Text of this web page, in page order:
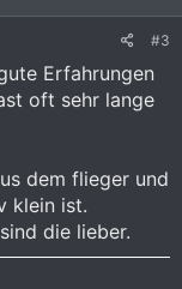
#3
Erfahrungen
oft sehr lange
dem flieger und
klein ist.
die lieber.